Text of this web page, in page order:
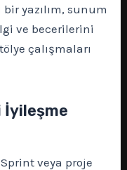
yazılım, sunum
ve becerilerini
çalışmaları
İyileşme
Sprint veya proje